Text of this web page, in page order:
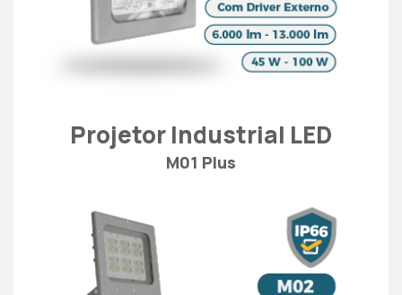
Projetor Industrial LED
M01 Plus